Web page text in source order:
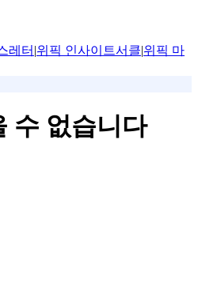
레터 |위픽 인사이트서클|위픽 마
수 없습니다